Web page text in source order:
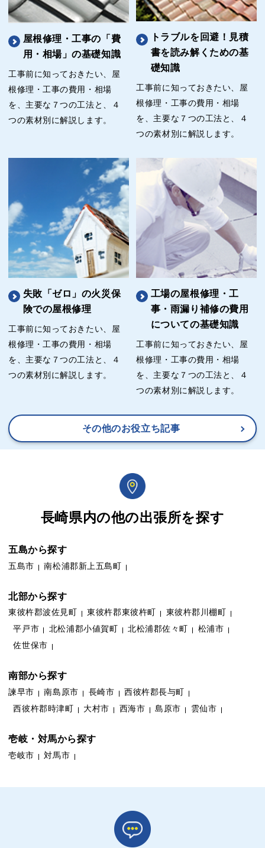
屋根修理・工事の「費
用・相場」の基礎知識
工事前に知っておきたい、屋
根修理・工事の費用・相場
を、主要な７つの工法と、４
つの素材別に解説します。
トラブルを回避！見積
書を読み解くための基
礎知識
工事前に知っておきたい、屋
根修理・工事の費用・相場
を、主要な７つの工法と、４
つの素材別に解説します。
失敗「ゼロ」の火災保
険での屋根修理
工事前に知っておきたい、屋
根修理・工事の費用・相場
を、主要な７つの工法と、４
つの素材別に解説します。
工場の屋根修理・工
事・雨漏り補修の費用
についての基礎知識
工事前に知っておきたい、屋
根修理・工事の費用・相場
を、主要な７つの工法と、４
つの素材別に解説します。
その他のお役立ち記事
長崎県内の他の出張所を探す
五島から探す
五島市 南松浦郡新上五島町
北部から探す
東彼杵郡波佐見町 東彼杵郡東彼杵町
東彼杵郡川棚町
平戸市
北松浦郡小値賀町 北松浦郡佐々町
松浦市
佐世保市
南部から探す
諫早市 南島原市 長崎市
西彼杵郡長与町
西彼杵郡時津町
大村市 西海市 島原市 雲仙市
壱岐・対馬から探す
壱岐市 対馬市